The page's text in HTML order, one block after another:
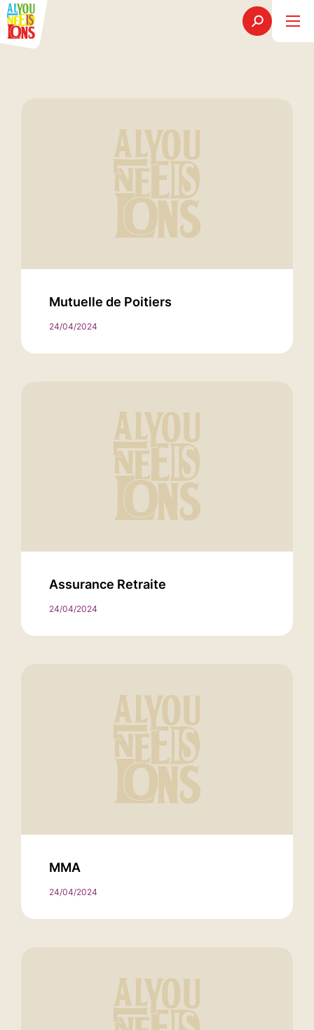
Mutuelle de Poitiers
24/04/2024
Assurance Retraite
24/04/2024
MMA
24/04/2024